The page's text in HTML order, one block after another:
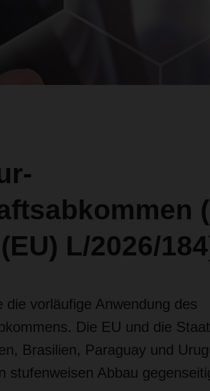
L/2026/
vorläufige Anwendung des
Die EU und die
Brasilien, Paraguay und
stufenweisen Abbau